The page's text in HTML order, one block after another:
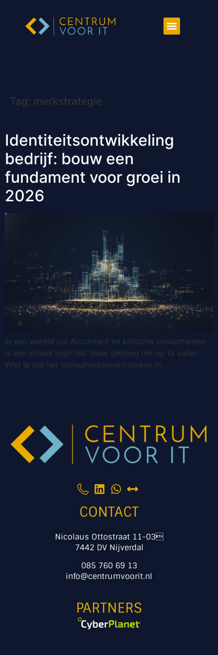
Tag: merkstrategie
Identiteitsontwikkeling
bedrijf: bouw een
fundament voor groei in
2026
In een wereld vol AI-content en kritische consumenten
is een simpel logo niet meer genoeg om op te vallen.
Wist je dat het consumentenvertrouwen in…
CONTACT
Nicolaus Ottostraat 11-03
7442 DV Nijverdal
085 760 69 13
info@centrumvoorit.nl
PARTNERS